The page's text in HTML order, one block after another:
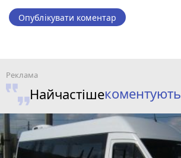
Опублікувати коментар
Найчастішекоментують